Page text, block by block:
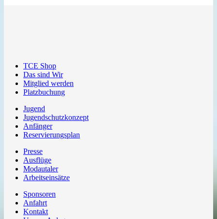
TCE Shop
Das sind Wir
Mitglied werden
Platzbuchung
Jugend
Jugendschutzkonzept
Anfänger
Reservierungsplan
Presse
Ausflüge
Modautaler
Arbeitseinsätze
Sponsoren
Anfahrt
Kontakt